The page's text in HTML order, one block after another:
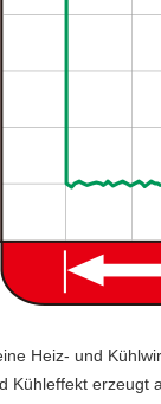
Heiz- und
Kühleffekt